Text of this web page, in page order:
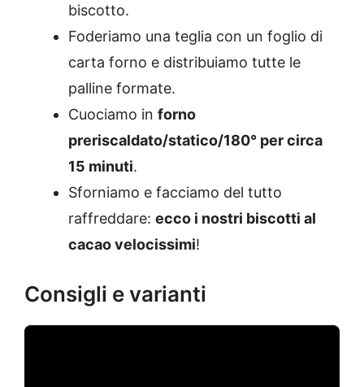
biscotto.
Foderiamo una teglia con un foglio di
carta forno e distribuiamo tutte le
palline formate.
Cuociamo in forno
preriscaldato/statico/180° per circa
15 minuti.
Sforniamo e facciamo del tutto
raffreddare: ecco i nostri biscotti al
cacao velocissimi!
Consigli e varianti